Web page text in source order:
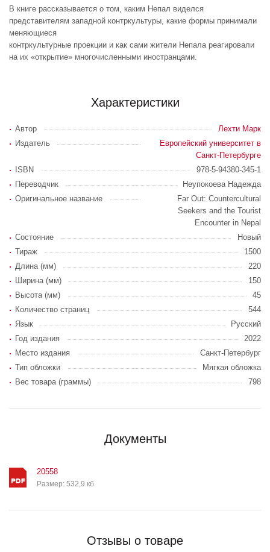
В книге рассказывается о том, каким Непал виделся
представителям западной контркультуры, какие формы принимали
меняющиеся
контркультурные проекции и как сами жители Непала реагировали
на их «открытие» многочисленными иностранцами.
Характеристики
Автор
Лехти Марк
Издатель
Европейский университет в
Санкт-Петербурге
ISBN
978-5-94380-345-1
Переводчик
Неупокоева Надежда
Оригинальное название
Far Out: Countercultural
Seekers and the Tourist
Encounter in Nepal
Состояние
Новый
Тираж
1500
Длина (мм)
220
Ширина (мм)
150
Высота (мм)
45
Количество страниц
544
Язык
Русский
Год издания
2022
Место издания
Санкт-Петербург
Тип обложки
Мягкая обложка
Вес товара (граммы)
798
Документы
20558
Размер: 532,9 кб
Отзывы о товаре